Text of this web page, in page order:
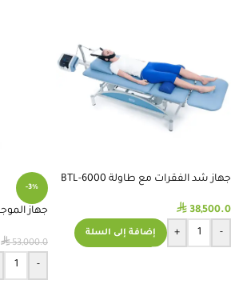
جهاز شد الفقرات مع طاولة BTL-6000
⃁ 38,500.0
-
+ إضافة إلى السلة
-3%
⃁53,000.0
-